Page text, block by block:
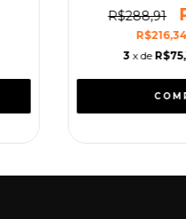
R$288,91
3 x de